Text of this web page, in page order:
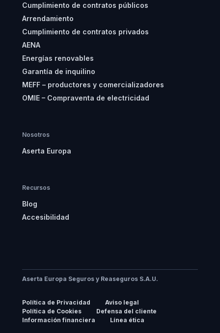
Cumplimiento de contratos públicos
Arrendamiento
Cumplimiento de contratos privados
AENA
Energías renovables
Garantía de inquilino
MEFF – productores y comercializadores
OMIE – Compraventa de electricidad
Nosotros
Aserta Europa
Recursos
Blog
Accesibilidad
Aserta Europa Seguros y Reaseguros S.A.U.
Política de Privacidad
Aviso legal
Política de Cookies
Defensa del cliente
Información financiera
Línea ética